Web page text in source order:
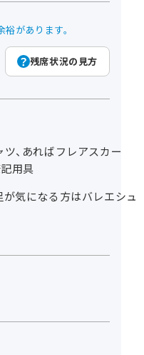
があります。
残席状況の見方
、あればフレアスカー
記用具
気になる方はバレエシュ